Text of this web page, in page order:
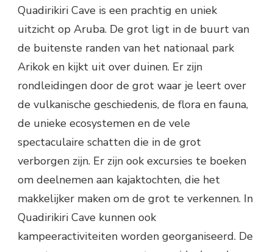
Quadirikiri Cave is een prachtig en uniek
uitzicht op Aruba. De grot ligt in de buurt van
de buitenste randen van het nationaal park
Arikok en kijkt uit over duinen. Er zijn
rondleidingen door de grot waar je leert over
de vulkanische geschiedenis, de flora en fauna,
de unieke ecosystemen en de vele
spectaculaire schatten die in de grot
verborgen zijn. Er zijn ook excursies te boeken
om deelnemen aan kajaktochten, die het
makkelijker maken om de grot te verkennen. In
Quadirikiri Cave kunnen ook
kampeeractiviteiten worden georganiseerd. De